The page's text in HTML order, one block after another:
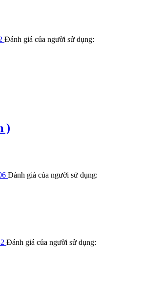
Đánh giá của người sử dụng:
)
Đánh giá của người sử dụng:
Đánh giá của người sử dụng: